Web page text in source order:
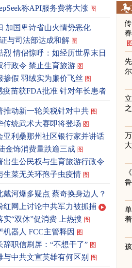
称API服务费将大涨 图
加国卑诗省山火情势恶化
与司法部达成和解 图
烈 情侣惊呼：如经历世界末日
行政令 禁止生育旅游 图
掺假 羽绒实为廉价飞丝 图
疫苗获FDA批准 针对年长患者
推动新一轮关税针对中共 图
传统武术大赛即将登场 图
亚利桑那州社区银行家并讲话
金饰消费量跌逾三成 图
出生公民权与生育旅游行政令
生菜无关环孢子虫疫情 图
戴河爆多疑点 蔡奇换身边人？
红网上讨论中共军力被抓捕
“双休”促消费 上热搜 图
器人 FCC主管释因 图
职信刷屏：“不想干了” 图
中共文宣英雄有何区别 图